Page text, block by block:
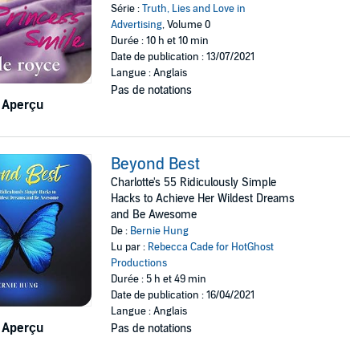
Aperçu
Série :Truth, Lies and Love in
Advertising, Volume 0
Durée : 10 h et 10 min
Date de publication : 13/07/2021
Langue : Anglais
Pas de notations
Aperçu
Beyond Best
Charlotte's 55 Ridiculously Simple
Hacks to Achieve Her Wildest Dreams
and Be Awesome
De : Bernie Hung
Lu par : Rebecca Cade for HotGhost
Productions
Durée : 5 h et 49 min
Date de publication : 16/04/2021
Langue : Anglais
Pas de notations